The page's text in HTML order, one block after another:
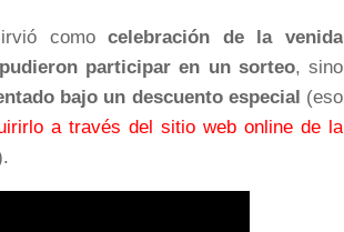
comocelebración de la venida
participar en un sorteo, sino
bajo un descuento especial (eso
a través del sitio web online de la